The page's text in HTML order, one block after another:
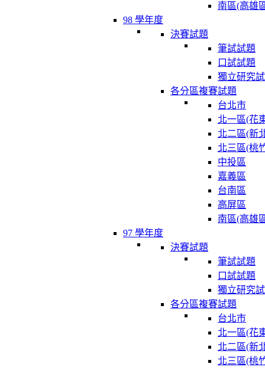
南區(高雄
98 學年度
決賽試題
筆試試題
口試試題
獨立研究
各分區複賽試題
台北市
北一區(花
北二區(新
北三區(桃
中投區
嘉義區
台南區
高屏區
南區(高雄
97 學年度
決賽試題
筆試試題
口試試題
獨立研究
各分區複賽試題
台北市
北一區(花
北二區(新
北三區(桃